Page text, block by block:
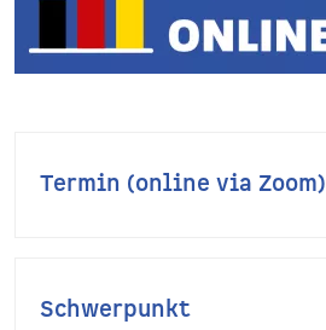
Termin (online via Zoom)
Schwerpunkt